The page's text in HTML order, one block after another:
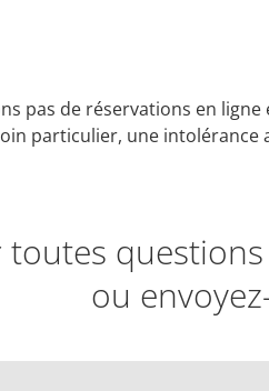
pas de réservations en
particulier, une intolérance
toutes
ou